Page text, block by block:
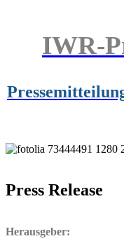
IWR-
Press Release
Herausgeber: